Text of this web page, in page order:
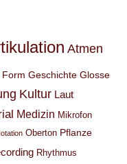
Atmen
Form Geschichte Glosse
Kultur Laut
Medizin Mikrofon
Oberton Pflanze
Rhythmus